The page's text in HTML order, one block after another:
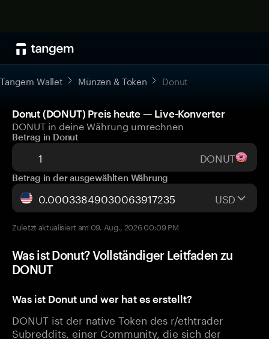
Tangem Wallet Münzen & Token Donut
Donut (DONUT) Preis heute — Live-Konverter
DONUT in deine Währung umrechnen
Betrag in Donut
DONUT
Betrag in der ausgewählten Währung
USD
Zuletzt aktualisiert am 09. Aug., 2026 00:09 PM
Was ist Donut? Vollständiger Leitfaden zu
DONUT
Was ist Donut und wer hat es erstellt?
DONUT ist der native Token des r/ethtrader
Subreddits, einer Community, die sich der